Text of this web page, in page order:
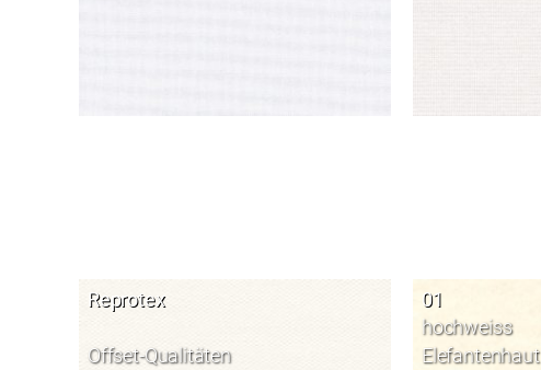
Reprotex
Offset-Qualitäten
01
hochweiss
Elefantenhaut